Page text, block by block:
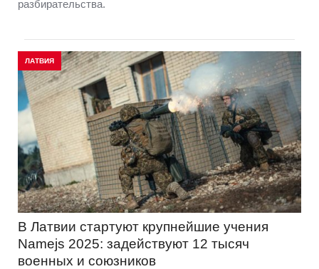
разбирательства.
ЛАТВИЯ
В Латвии стартуют крупнейшие учения
Namejs 2025: задействуют 12 тысяч
военных и союзников